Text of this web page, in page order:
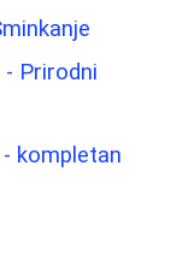
- Prirodni
kompletan